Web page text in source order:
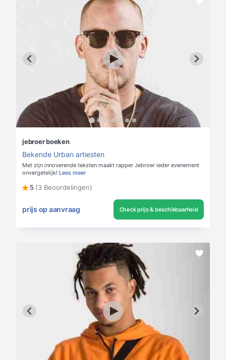
jebroer boeken
Bekende Urban artiesten
Met zijn innoverende teksten maakt rapper Jebroer ieder evenement
onvergetelijk! Lees meer
5 (3 Beoordelingen)
prijs op aanvraag Check prijs & beschikbaarheid